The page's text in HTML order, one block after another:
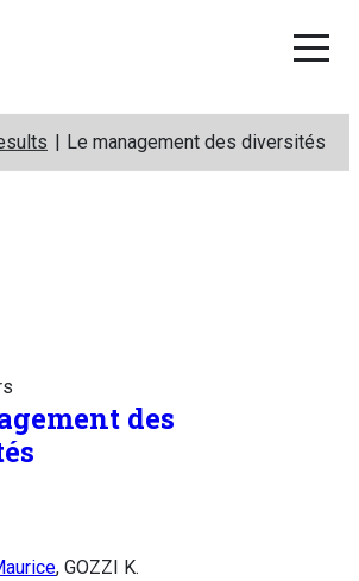
Le management des diversités
des
, GOZZI K.